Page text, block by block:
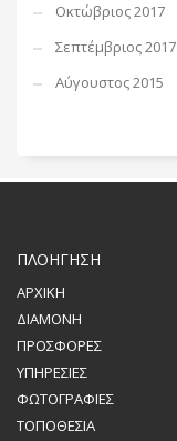
Οκτώβριος 2017
Σεπτέμβριος 2017
Αύγουστος 2015
ΠΛΟΗΓΗΣΗ
ΑΡΧΙΚΗ
ΔΙΑΜΟΝΗ
ΠΡΟΣΦΟΡΕΣ
ΥΠΗΡΕΣΙΕΣ
ΦΩΤΟΓΡΑΦΙΕΣ
ΤΟΠΟΘΕΣΙΑ